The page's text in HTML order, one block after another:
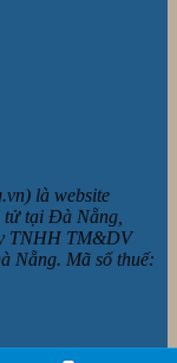
là website
tử tại Đà Nẵng,
TNHH TM&DV
Nẵng. Mã số thuế: